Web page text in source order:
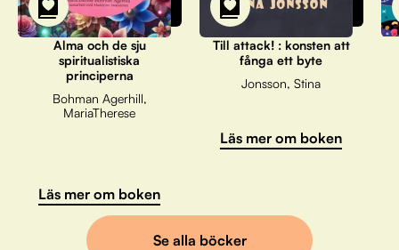
Alma och de sju
spiritualistiska
principerna
Bohman Agerhill,
MariaTherese
Läs mer om boken
Till attack! : konsten att
fånga ett byte
Jonsson, Stina
Läs mer om boken
Se alla böcker